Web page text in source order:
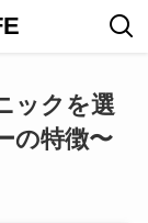
ックを選
の特徴〜